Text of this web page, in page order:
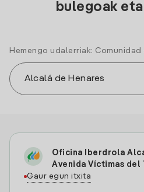
bulegoak
Hemengo udalerriak: Comunidad
Oficina Iberdrola
Avenida Víctimas del
Gaur egun itxita